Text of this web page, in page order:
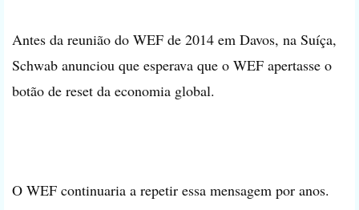
Antes da reunião do WEF de 2014 em Davos, na Suíça,
Schwab anunciou que esperava que o WEF apertasse o
botão de reset da economia global.
O WEF continuaria a repetir essa mensagem por anos.